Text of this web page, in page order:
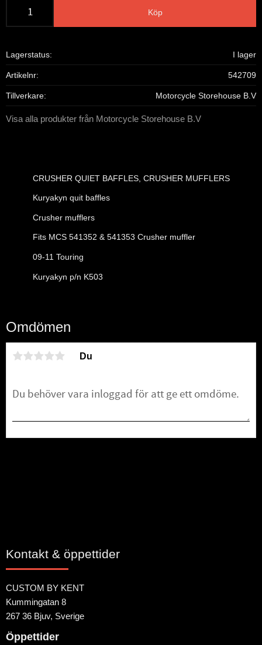
Köp
Lagerstatus I lager
Artikelnr 542709
Tillverkare Motorcycle Storehouse B.V
Visa alla produkter från Motorcycle Storehouse B.V
CRUSHER QUIET BAFFLES, CRUSHER MUFFLERS
Kuryakyn quit baffles
Crusher mufflers
Fits MCS 541352 & 541353 Crusher muffler
09-11 Touring
Kuryakyn p/n K503
Omdömen
Du
Kontakt & öppettider
CUSTOM BY KENT
Kummingatan 8
267 36 Bjuv, Sverige
Öppettider